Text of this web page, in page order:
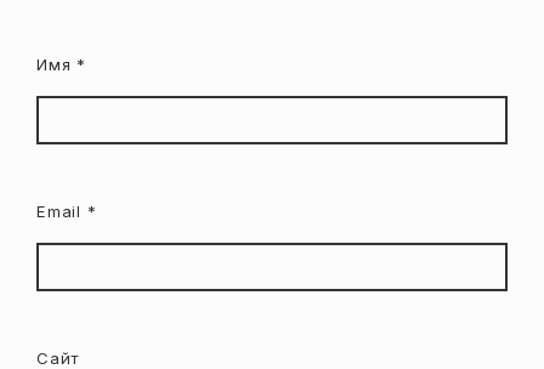
Имя *
Email *
Сайт